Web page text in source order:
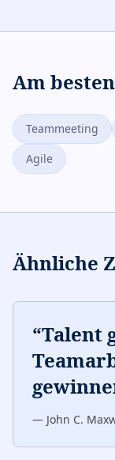
Am
Teammeeting
Agile
Ähnliche
“Talent
— John C.